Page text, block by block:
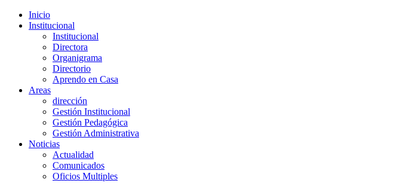
Inicio
Institucional
Institucional
Directora
Organigrama
Directorio
Aprendo en Casa
Areas
dirección
Gestión Institucional
Gestión Pedagógica
Gestión Administrativa
Noticias
Actualidad
Comunicados
Oficios Multiples